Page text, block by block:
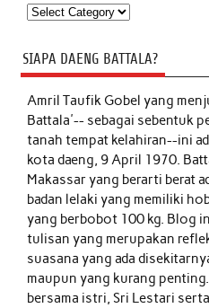
Kategori
SIAPA DAENG BATTALA?
Amril Taufik Gobelyang
Battala'-- sebagai sebentuk
tanah tempat kelahiran--ini
kota daeng, 9 April 1970.
Makassar yang berarti berat
badan lelaki yang memiliki
yang berbobot 100 kg. Blog
tulisan yang merupakan
suasana yang ada
maupun yang kurang
bersama istri, Sri Lestari